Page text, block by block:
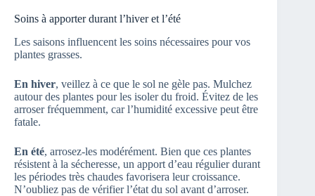
Soins à apporter durant l’hiver et l’été
Les saisons influencent les soins nécessaires pour vos
plantes grasses.
En hiver, veillez à ce que le sol ne gèle pas. Mulchez
autour des plantes pour les isoler du froid. Évitez de les
arroser fréquemment, car l’humidité excessive peut être
fatale.
En été, arrosez-les modérément. Bien que ces plantes
résistent à la sécheresse, un apport d’eau régulier durant
les périodes très chaudes favorisera leur croissance.
N’oubliez pas de vérifier l’état du sol avant d’arroser.